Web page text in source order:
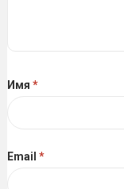
Имя *
Email *